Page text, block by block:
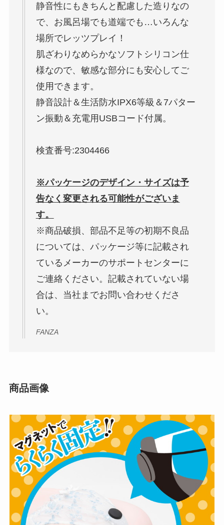
静音性にもきちんと配慮した造りなの
で、お風呂場でも道端でも…いろんな
場所でレッツプレイ！
肌ざわりなめらかなソフトシリコン仕
様なので、敏感な部分にも安心してご
使用できます。
静音設計＆生活防水IPX6等級＆7パター
ン振動＆充電用USBコード付属。
検査番号:2304466
※パッケージのデザイン・サイズは予
告なく変更される可能性がございま
す。
※商品破損、部品不足等の初期不良品
については、パッケージ等に記載され
ているメーカーのサポートセンターに
ご連絡ください。記載されていない場
合は、当社までお問い合わせくださ
い。
FANZA
商品画像